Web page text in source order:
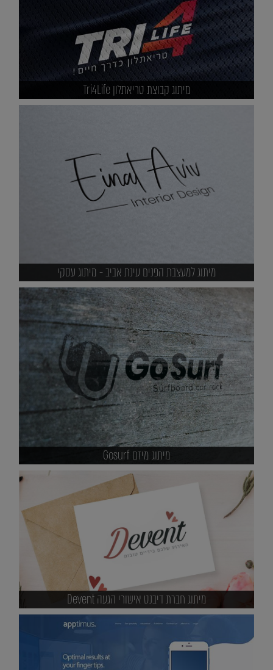
מיתוג קבוצת טריאתלון Tri4Life
מיתוג למעצבת הפנים עינת אביב - מיתוג עסקי
מיתוג מיזם Gosurf
מיתוג חברת דיבנט אישורי הגעה Devent